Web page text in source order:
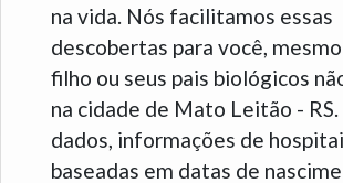
na vida. Nós facilitamos essas
descobertas para você,
filho ou seus pais biológicos
na cidade de Mato Leitão - RS.
dados, informações de
baseadas em datas de